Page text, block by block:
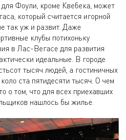
Фоули, кроме Квебека, может
который считается игорной
так уж и развит. Даже
клубы потихоньку
в Лас-Вегасе для развития
идеальные. В городе
тысяч людей, а гостиничных
ста пятидесяти тысяч. О чем
о том, что для всех приехавших
нашлось бы жилье.